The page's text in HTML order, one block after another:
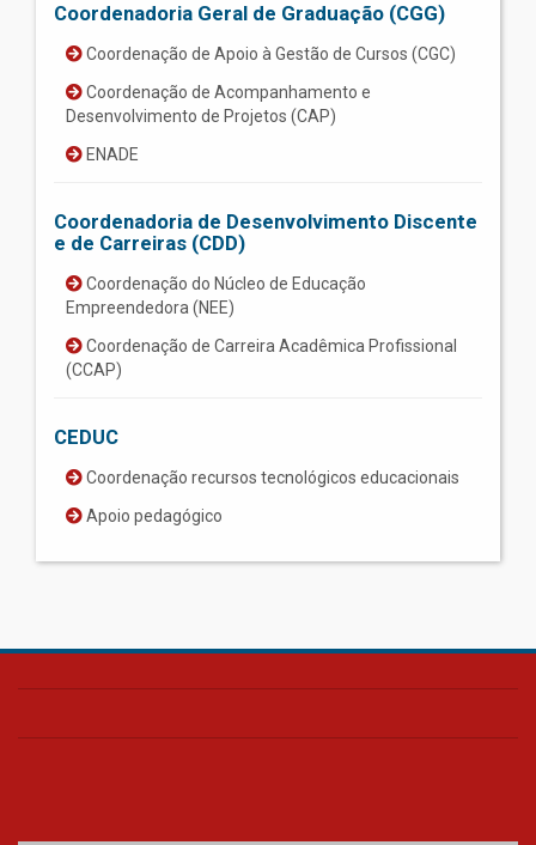
Coordenadoria Geral de Graduação (CGG)
Coordenação de Apoio à Gestão de Cursos (CGC)
Coordenação de Acompanhamento e
Desenvolvimento de Projetos (CAP)
ENADE
Coordenadoria de Desenvolvimento Discente
e de Carreiras (CDD)
Coordenação do Núcleo de Educação
Empreendedora (NEE)
Coordenação de Carreira Acadêmica Profissional
(CCAP)
CEDUC
Coordenação recursos tecnológicos educacionais
Apoio pedagógico